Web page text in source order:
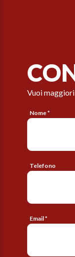
Vuoi
Nome *
Telefono
Email *